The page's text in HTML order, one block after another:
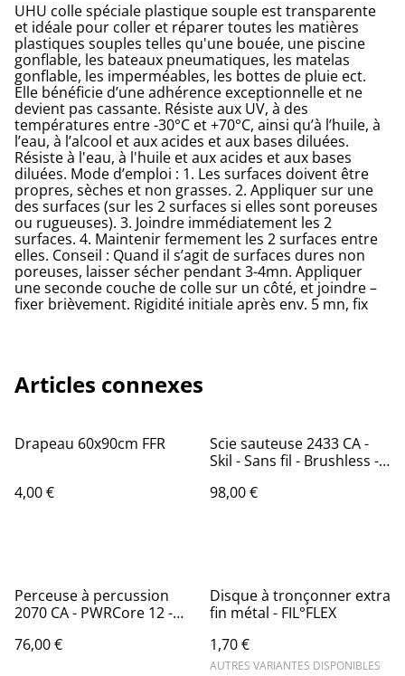
UHU colle spéciale plastique souple est transparente
et idéale pour coller et réparer toutes les matières
plastiques souples telles qu'une bouée, une piscine
gonflable, les bateaux pneumatiques, les matelas
gonflable, les imperméables, les bottes de pluie ect.
Elle bénéficie d’une adhérence exceptionnelle et ne
devient pas cassante. Résiste aux UV, à des
températures entre -30°C et +70°C, ainsi qu’à l’huile, à
l’eau, à l’alcool et aux acides et aux bases diluées.
Résiste à l'eau, à l'huile et aux acides et aux bases
diluées. Mode d’emploi : 1. Les surfaces doivent être
propres, sèches et non grasses. 2. Appliquer sur une
des surfaces (sur les 2 surfaces si elles sont poreuses
ou rugueuses). 3. Joindre immédiatement les 2
surfaces. 4. Maintenir fermement les 2 surfaces entre
elles. Conseil : Quand il s’agit de surfaces dures non
poreuses, laisser sécher pendant 3-4mn. Appliquer
une seconde couche de colle sur un côté, et joindre –
fixer brièvement. Rigidité initiale après env. 5 mn, fix
Articles connexes
Drapeau 60x90cm FFR
4,00 €
Scie sauteuse 2433 CA -
Skil - Sans fil - Brushless -
98,00 €
Perceuse à percussion
2070 CA - PWRCore 12 -
batterie non fournie
76,00 €
Disque à tronçonner extra
fin métal - FIL°FLEX
1,70 €
AUTRES VARIANTES DISPONIBLES